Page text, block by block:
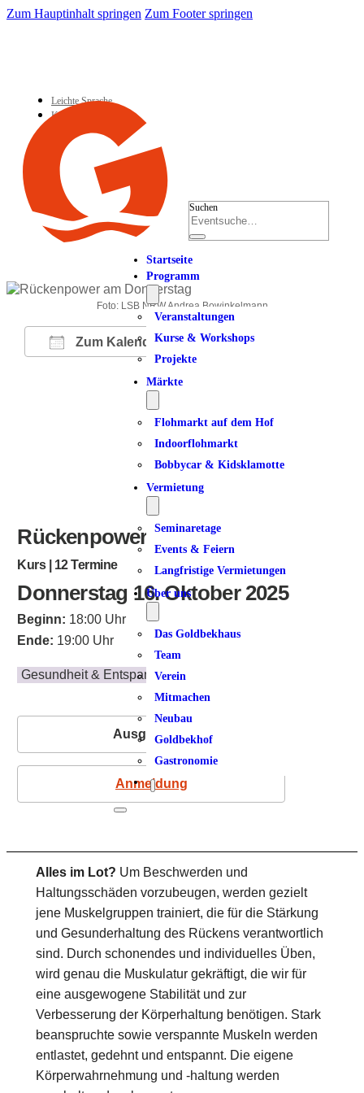
Zum Hauptinhalt springen Zum Footer springen
Leichte Sprache
Kontakt
Suchen
Startseite
Programm
Veranstaltungen
Kurse & Workshops
Projekte
Märkte
Flohmarkt auf dem Hof
Indoorflohmarkt
Bobbycar & Kidsklamotte
Vermietung
Seminaretage
Events & Feiern
Langfristige Vermietungen
Über uns
Das Goldbekhaus
Team
Verein
Mitmachen
Neubau
Goldbekhof
Gastronomie
Foto: LSB NRW Andrea Bowinkelmann
Zum Kalender hinzufügen
ICS herunterladen
Google Kalender
iCalendarOffice 365
Rückenpower am Donnerstag
Kurs | 12 Termine
Donnerstag 16. Oktober 2025
Beginn: 18:00 Uhr
Ende: 19:00 Uhr
Gesundheit & Entspannung
Ausgebucht
Anmeldung
Alles im Lot? Um Beschwerden und
Haltungsschäden vorzubeugen, werden gezielt
jene Muskelgruppen trainiert, die für die Stärkung
und Gesunderhaltung des Rückens verantwortlich
sind. Durch schonendes und individuelles Üben,
wird genau die Muskulatur gekräftigt, die wir für
eine ausgewogene Stabilität und zur
Verbesserung der Körperhaltung benötigen. Stark
beanspruchte sowie verspannte Muskeln werden
entlastet, gedehnt und entspannt. Die eigene
Körperwahrnehmung und -haltung werden